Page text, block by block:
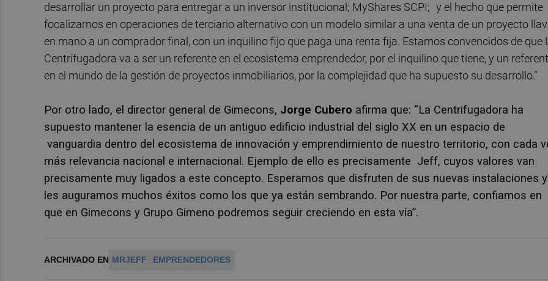
desarrollar un proyecto para entregar a un inversor institucional; MyShares SCPI; y el hecho que permite
focalizarnos en operaciones de terciario alternativo con un modelo similar a una venta de un proyecto
en mano a un comprador final, con un inquilino fijo que paga una renta fija. Estamos convencidos de que
Centrifugadora va a ser un referente en el ecosistema emprendedor, por el inquilino que tiene, y un
en el mundo de la gestión de proyectos inmobiliarios, por la complejidad que ha supuesto su desarrollo.”
Por otro lado, el director general de Gimecons, Jorge Cubero afirma que: “La Centrifugadora ha
supuesto mantener la esencia de un antiguo edificio industrial del siglo XX en un espacio de
vanguardia dentro del ecosistema de innovación y emprendimiento de nuestro territorio, con cada
más relevancia nacional e internacional. Ejemplo de ello es precisamente Jeff, cuyos valores van
precisamente muy ligados a este concepto. Esperamos que disfruten de sus nuevas instalaciones y
les auguramos muchos éxitos como los que ya están sembrando. Por nuestra parte, confiamos en
que en Gimecons y Grupo Gimeno podremos seguir creciendo en esta vía”.
ARCHIVADO EN MRJEFF EMPRENDEDORES